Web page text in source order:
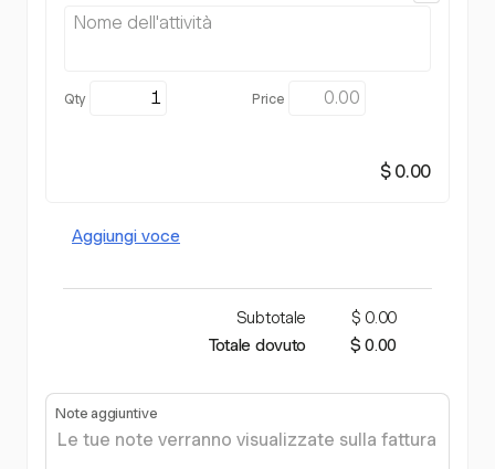
$ 0.00
Aggiungi voce
Subtotale
$ 0.00
Totale dovuto
$ 0.00
Note aggiuntive